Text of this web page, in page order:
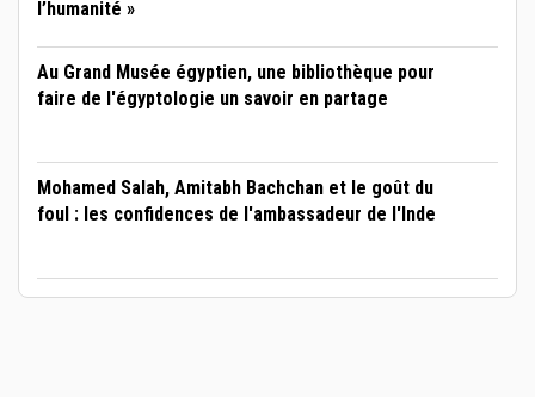
l’humanité »
Au Grand Musée égyptien, une bibliothèque pour
faire de l'égyptologie un savoir en partage
Mohamed Salah, Amitabh Bachchan et le goût du
foul : les confidences de l'ambassadeur de l'Inde